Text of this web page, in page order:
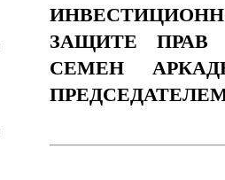
ЗАЩИТЕ ПРАВ
СЕМЕН